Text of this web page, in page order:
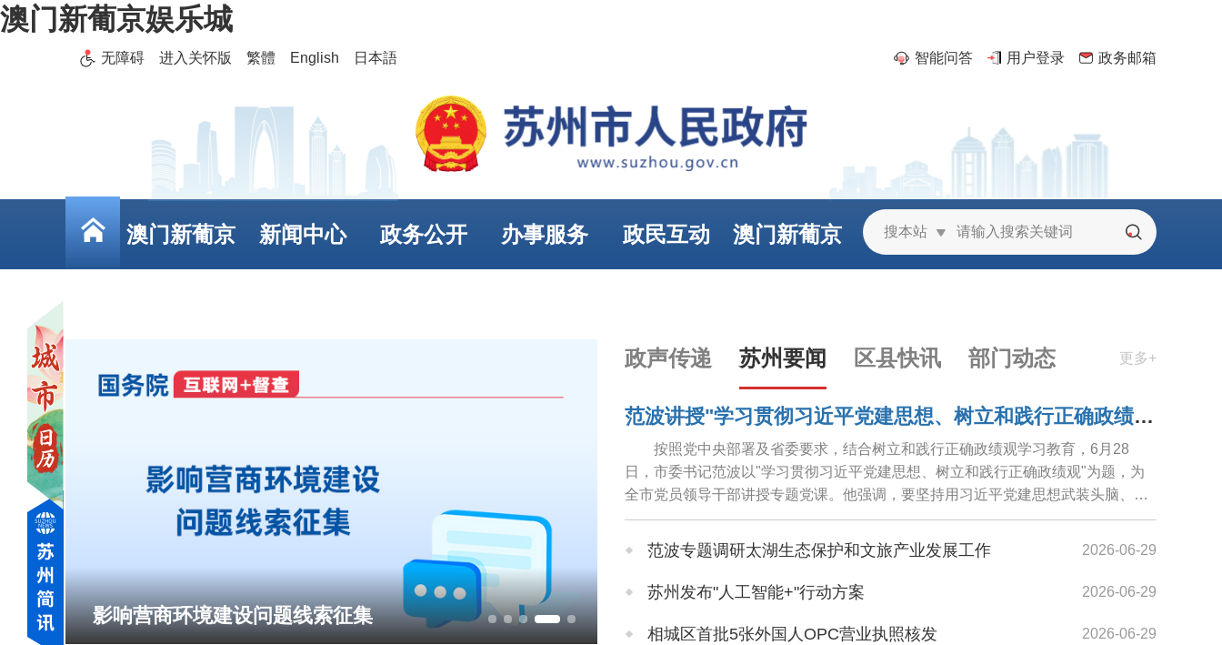
澳门新葡京娱乐城
无障碍 进入关怀版 繁體 English 日本語 智能问答 用户登录 政务邮箱
搜本站
澳门新葡京 新闻中心 政务公开 办事服务 政民互动 澳门新葡京
营商环境建设问题线索征集
政声传递 苏州要闻 区县快讯 部门动态 更多+
范波讲授"学习贯彻习近平党建思想、树立和践行正确政绩观"专题党课
按照党中央部署及省委要求，结合树立和践行正确政绩观学习教育，6月28
日，市委书记范波以"学习贯彻习近平党建思想、树立和践行正确政绩观"为题，为
全市党员领导干部讲授专题党课。他强调，要坚持用习近平党建思想武装头脑、指
导实践、推动工作，牢固树立和践...
范波专题调研太湖生态保护和文旅产业发展工作 2026-06-29
苏州发布"人工智能+"行动方案 2026-06-29
相城区首批5张外国人OPC营业执照核发 2026-06-29